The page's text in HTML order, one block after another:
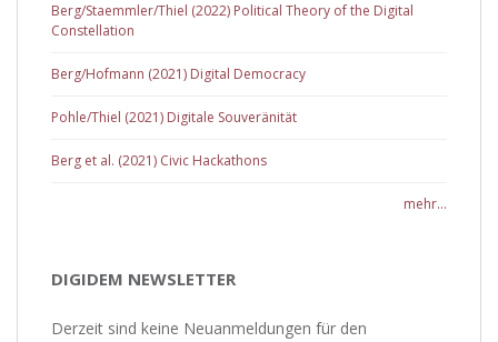
Berg/Staemmler/Thiel (2022) Political Theory of the Digital
Constellation
Berg/Hofmann (2021) Digital Democracy
Pohle/Thiel (2021) Digitale Souveränität
Berg et al. (2021) Civic Hackathons
mehr...
DIGIDEM NEWSLETTER
Derzeit sind keine Neuanmeldungen für den